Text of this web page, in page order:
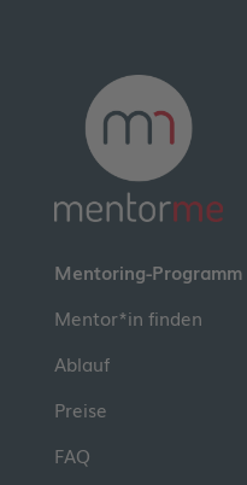
Mentoring-Programm
Mentor*in finden
Ablauf
Preise
FAQ